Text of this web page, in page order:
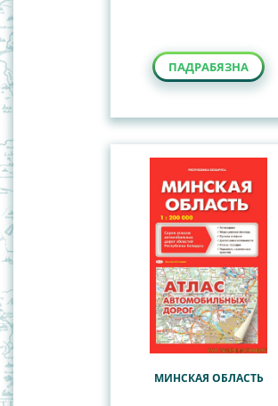
ПАДРАБЯЗНА
МИНСКАЯ ОБЛАСТЬ